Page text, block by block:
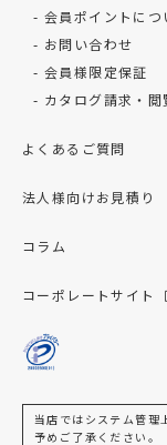
会員ポイントにつ
お問い合わせ
会員様限定保証
カタログ請求・閲
よくあるご質問
法人様向けお見積り
コラム
コーポレートサイト
当店ではシステム管理
予めご了承ください。